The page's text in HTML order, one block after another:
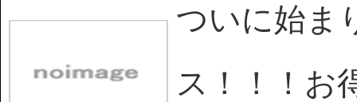
ついに始ま
ス！！！お